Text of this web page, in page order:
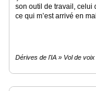
son outil de travail, celui
ce qui m’est arrivé en
Dérives de l'IA » Vol de voix